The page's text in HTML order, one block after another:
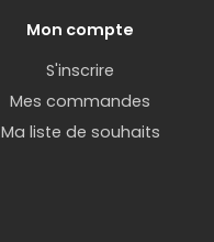
Mon compte
S'inscrire
Mes commandes
Ma liste de souhaits